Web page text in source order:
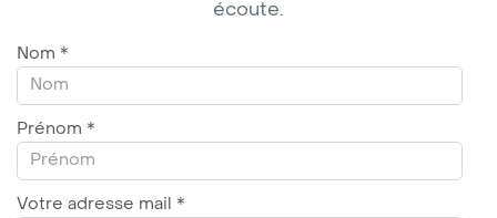
écoute.
Nom *
Prénom *
Votre adresse mail *